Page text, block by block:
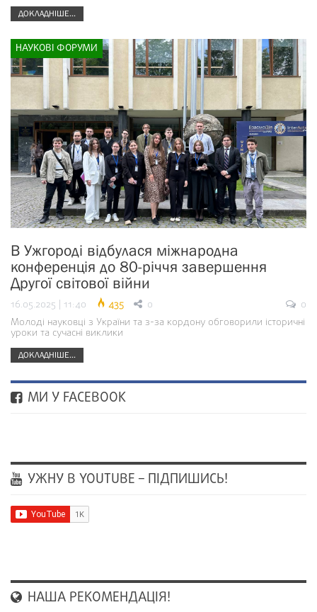
ДОКЛАДНІШЕ...
НАУКОВІ ФОРУМИ
В Ужгороді відбулася міжнародна
конференція до 80-річчя завершення
Другої світової війни
16.05.2025 | 11:40 435 0
0
Молоді науковці з України та з-за кордону обговорили історичні
уроки та сучасні виклики
ДОКЛАДНІШЕ...
МИ У FACEBOOK
УЖНУ В YOUTUBE – ПІДПИШИСЬ!
НАША РЕКОМЕНДАЦІЯ!